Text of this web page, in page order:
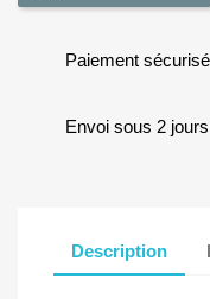
Paiement
Envoi sous 2
Description